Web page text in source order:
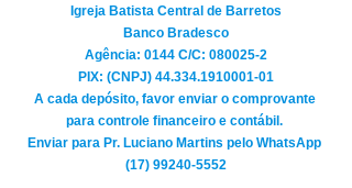
Igreja Batista Central de Barretos
Banco Bradesco
Agência: 0144 C/C: 080025-2
PIX: (CNPJ) 44.334.1910001-01
A cada depósito, favor enviar o comprovante
para controle financeiro e contábil.
Enviar para Pr. Luciano Martins pelo WhatsApp
(17) 99240-5552